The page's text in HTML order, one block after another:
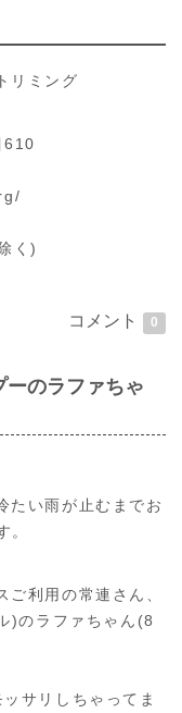
リミング
610
く)
コメント 0
ーのラファちゃ
たい雨が止むまでお
。
利用の常連さん、
)のラファちゃん(8
サリしちゃってま